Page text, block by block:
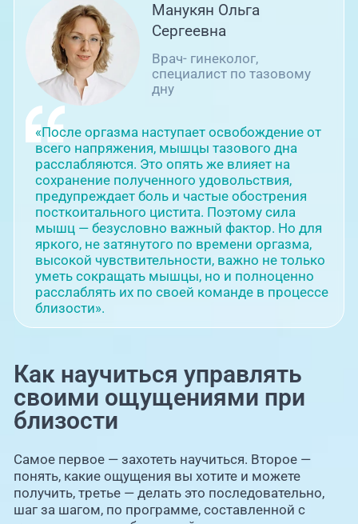
«После оргазма наступает освобождение от
всего напряжения, мышцы тазового дна
расслабляются. Это опять же влияет на
сохранение полученного удовольствия,
предупреждает боль и частые обострения
посткоитального цистита. Поэтому сила
мышц — безусловно важный фактор. Но для
яркого, не затянутого по времени оргазма,
высокой чувствительности, важно не только
уметь сокращать мышцы, но и полноценно
расслаблять их по своей команде в процессе
близости».
Манукян Ольга
Сергеевна
Врач- гинеколог,
специалист по тазовому
дну
Как научиться управлять
своими ощущениями при
близости
Самое первое — захотеть научиться. Второе —
понять, какие ощущения вы хотите и можете
получить, третье — делать это последовательно,
шаг за шагом, по программе, составленной с